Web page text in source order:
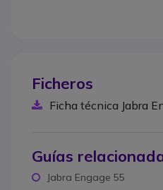
Ficheros
Ficha técnica Jabra
Guías
Jabra Engage 55